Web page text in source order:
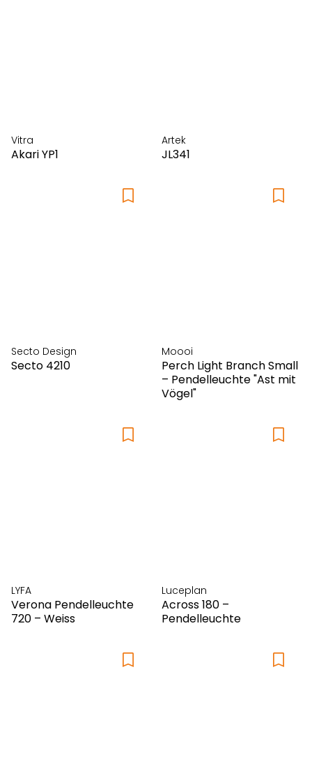
Vitra
Akari YP1
Artek
JL341
Secto Design
Secto 4210
Moooi
Perch Light Branch Small
– Pendelleuchte "Ast mit
Vögel"
LYFA
Verona Pendelleuchte
720 – Weiss
Luceplan
Across 180 –
Pendelleuchte